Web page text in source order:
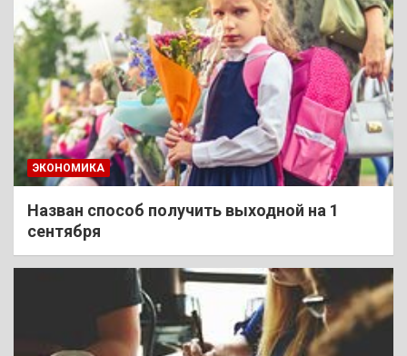
ЭКОНОМИКА
Назван способ получить выходной на 1
сентября